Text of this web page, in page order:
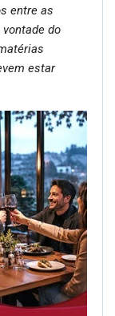
entre as
vontade do
estar